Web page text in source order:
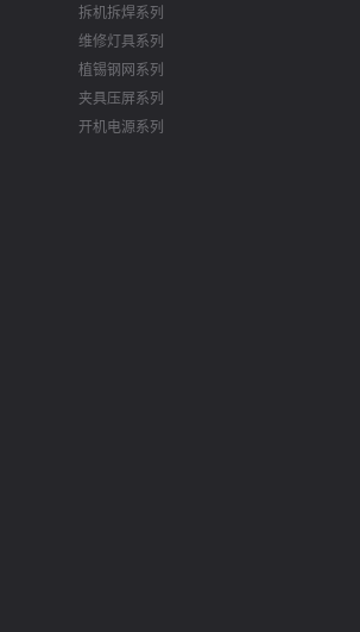
拆机拆焊系列
维修灯具系列
植锡钢网系列
夹具压屏系列
开机电源系列